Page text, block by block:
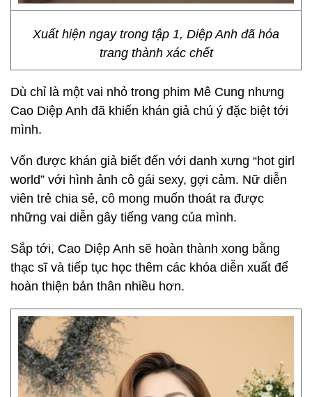
Xuất hiện ngay trong tập 1, Diệp Anh đã hóa
trang thành xác chết
Dù chỉ là một vai nhỏ trong phim Mê Cung nhưng
Cao Diệp Anh đã khiến khán giả chú ý đặc biệt tới
mình.
Vốn được khán giả biết đến với danh xưng “hot girl
world” với hình ảnh cô gái sexy, gợi cảm. Nữ diễn
viên trẻ chia sẻ, cô mong muốn thoát ra được
những vai diễn gây tiếng vang của mình.
Sắp tới, Cao Diệp Anh sẽ hoàn thành xong bằng
thạc sĩ và tiếp tục học thêm các khóa diễn xuất để
hoàn thiện bản thân nhiều hơn.